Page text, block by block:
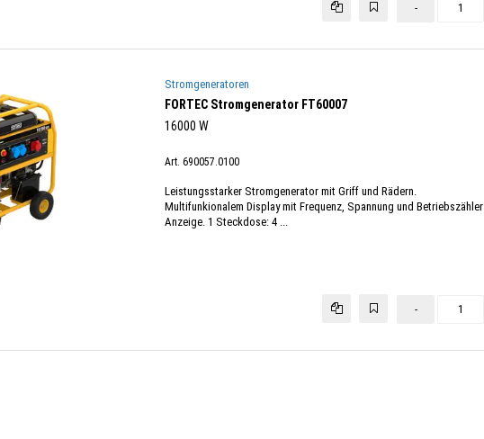
-
Stromgeneratoren
FORTEC Stromgenerator FT60007
16000 W
Art. 690057.0100
Leistungsstarker Stromgenerator mit Griff und Rädern.
Multifunkionalem Display mit Frequenz, Spannung und Betriebszähler
Anzeige. 1 Steckdose: 4 ...
-